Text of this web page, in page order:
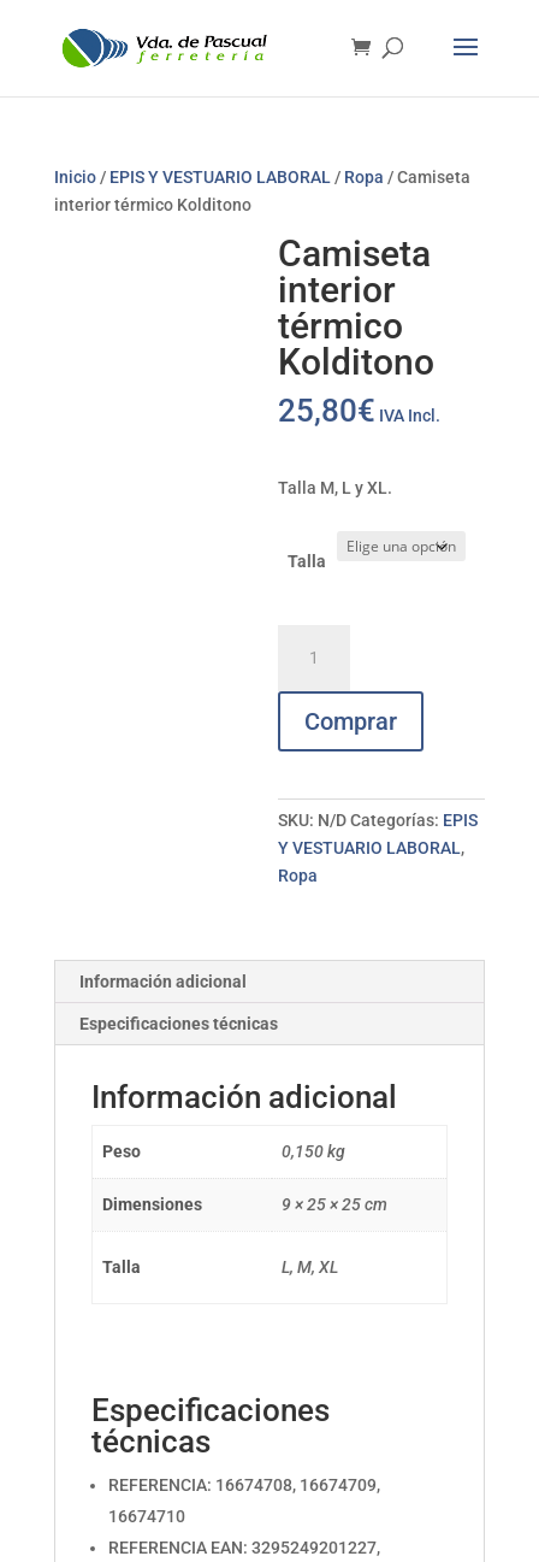
Inicio/ EPIS Y VESTUARIO LABORAL / Ropa / Camiseta
interior térmico Kolditono
Camiseta
interior
térmico
Kolditono
25,80€ IVA Incl.
Talla M, L y XL.
Talla
interior
térmico
Kolditono
cantidad
Comprar
SKU: N/DCategorías: EPIS
Y VESTUARIO LABORAL,
Ropa
Información adicional
Especificaciones técnicas
Información adicional
Peso 0,150 kg
Dimensiones 9 × 25 × 25 cm
Talla L, M, XL
Especificaciones
técnicas
REFERENCIA: 16674708, 16674709,
16674710
REFERENCIA EAN: 3295249201227,